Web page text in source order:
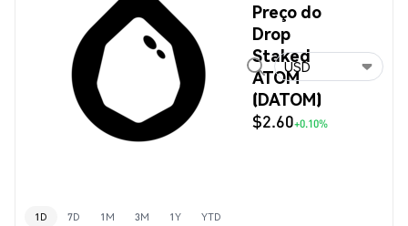
Preço do
Drop
Staked
ATOM
(DATOM)
$2.60+0.10%
USD
1D 7D 1M 3M 1Y YTD